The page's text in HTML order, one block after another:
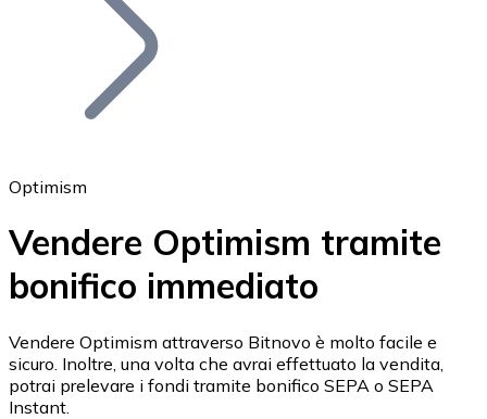
Ethereum
ETH
Optimism
Vendere Optimism tramite
bonifico immediato
Vendere Optimism attraverso Bitnovo è molto facile e
sicuro. Inoltre, una volta che avrai effettuato la vendita,
potrai prelevare i fondi tramite bonifico SEPA o SEPA
Instant.